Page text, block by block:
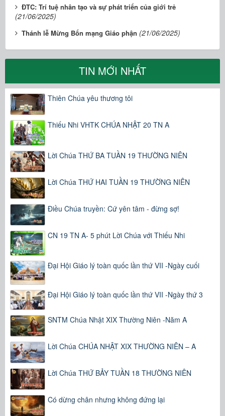
ĐTC: Trí tuệ nhân tạo và sự phát triển của giới trẻ
(21/06/2025)
Thánh lễ Mừng Bổn mạng Giáo phận (21/06/2025)
TIN MỚI NHẤT
Thiên Chúa yêu thương tôi
Thiếu Nhi VHTK CHÚA NHẬT 20 TN A
Lời Chúa THỨ BA TUẦN 19 THƯỜNG NIÊN
Lời Chúa THỨ HAI TUẦN 19 THƯỜNG NIÊN
Điều Chúa truyền: Cứ yên tâm - đừng sợ!
CN 19 TN A- 5 phút Lời Chúa với Thiếu Nhi
Đại Hội Giáo lý toàn quốc lần thứ VII -Ngày cuối
Đại Hội Giáo lý toàn quốc lần thứ VII -Ngày thứ 3
SNTM Chúa Nhật XIX Thường Niên -Năm A
Lời Chúa CHÚA NHẬT XIX THƯỜNG NIÊN – A
Lời Chúa THỨ BẢY TUẦN 18 THƯỜNG NIÊN
Có dừng chân nhưng không đứng lại